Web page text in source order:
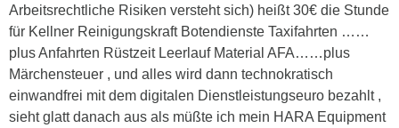
Arbeitsrechtliche Risiken versteht sich) heißt 30€ die Stunde
für Kellner Reinigungskraft Botendienste Taxifahrten ……
plus Anfahrten Rüstzeit Leerlauf Material AFA……plus
Märchensteuer , und alles wird dann technokratisch
einwandfrei mit dem digitalen Dienstleistungseuro bezahlt ,
sieht glatt danach aus als müßte ich mein HARA Equipment